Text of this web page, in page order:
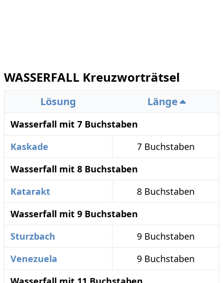
WASSERFALL Kreuzworträtsel
Lösung Länge
Wasserfall mit 7 Buchstaben
Kaskade
7 Buchstaben
Wasserfall mit 8 Buchstaben
Katarakt
8 Buchstaben
Wasserfall mit 9 Buchstaben
Sturzbach
9 Buchstaben
Venezuela
9 Buchstaben